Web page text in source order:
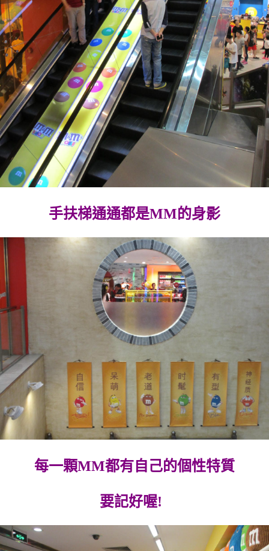
手扶梯通通都是MM的身影
每一顆MM都有自己的個性特質
要記好喔!